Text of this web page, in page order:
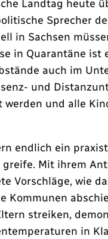
Landtag heute
Sprecher
in Sachsen
in Quarantäne
auch im
und
und alle
endlich ein
Mit ihrem
Vorschläge, wie
Kommunen
streiken,
in